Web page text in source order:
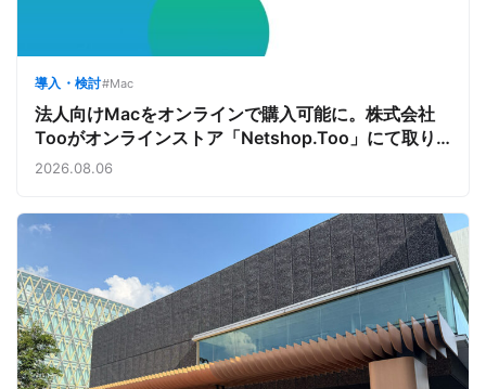
導入・検討#Mac
法人向けMacをオンラインで購入可能に。株式会社
Tooがオンラインストア「Netshop.Too」にて取り
扱いをスタート。デバイス調達の手間を減らし、スピ
2026.08.06